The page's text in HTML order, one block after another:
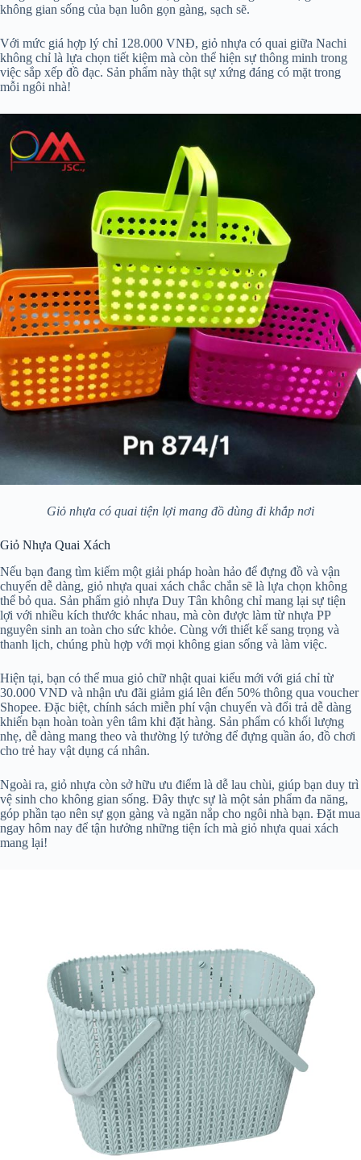
không gian sống của bạn luôn gọn gàng, sạch sẽ.
Với mức giá hợp lý chỉ 128.000 VNĐ, giỏ nhựa có quai giữa Nachi
không chỉ là lựa chọn tiết kiệm mà còn thể hiện sự thông minh trong
việc sắp xếp đồ đạc. Sản phẩm này thật sự xứng đáng có mặt trong
mỗi ngôi nhà!
Giỏ nhựa có quai tiện lợi mang đồ dùng đi khắp nơi
Giỏ Nhựa Quai Xách
Nếu bạn đang tìm kiếm một giải pháp hoàn hảo để đựng đồ và vận
chuyển dễ dàng, giỏ nhựa quai xách chắc chắn sẽ là lựa chọn không
thể bỏ qua. Sản phẩm giỏ nhựa Duy Tân không chỉ mang lại sự tiện
lợi với nhiều kích thước khác nhau, mà còn được làm từ nhựa PP
nguyên sinh an toàn cho sức khỏe. Cùng với thiết kế sang trọng và
thanh lịch, chúng phù hợp với mọi không gian sống và làm việc.
Hiện tại, bạn có thể mua giỏ chữ nhật quai kiểu mới với giá chỉ từ
30.000 VND và nhận ưu đãi giảm giá lên đến 50% thông qua voucher
Shopee. Đặc biệt, chính sách miễn phí vận chuyển và đổi trả dễ dàng
khiến bạn hoàn toàn yên tâm khi đặt hàng. Sản phẩm có khối lượng
nhẹ, dễ dàng mang theo và thường lý tưởng để đựng quần áo, đồ chơi
cho trẻ hay vật dụng cá nhân.
Ngoài ra, giỏ nhựa còn sở hữu ưu điểm là dễ lau chùi, giúp bạn duy trì
vệ sinh cho không gian sống. Đây thực sự là một sản phẩm đa năng,
góp phần tạo nên sự gọn gàng và ngăn nắp cho ngôi nhà bạn. Đặt mua
ngay hôm nay để tận hưởng những tiện ích mà giỏ nhựa quai xách
mang lại!